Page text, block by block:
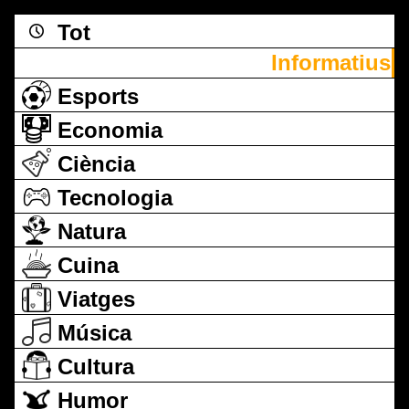
Tot
Informatius
Esports
Economia
Ciència
Tecnologia
Natura
Cuina
Viatges
Música
Cultura
Humor